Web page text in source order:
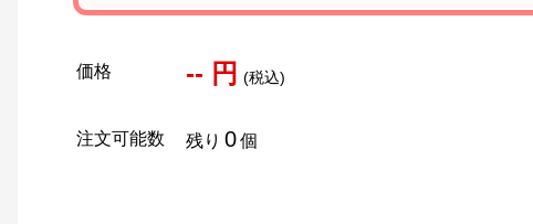
価格 -- 円 (税込)
注文可能数 残り 0個